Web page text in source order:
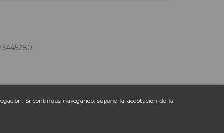
Si continuas navegando, supone la aceptación de la